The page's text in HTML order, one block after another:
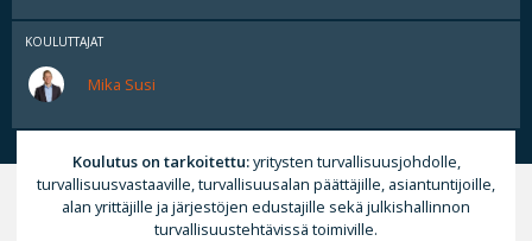
KOULUTTAJAT
Mika Susi
Koulutus on tarkoitettu:yritysten turvallisuusjohdolle,
turvallisuusvastaaville, turvallisuusalan päättäjille, asiantuntijoille,
alan yrittäjille ja järjestöjen edustajille sekä julkishallinnon
turvallisuustehtävissä toimiville.